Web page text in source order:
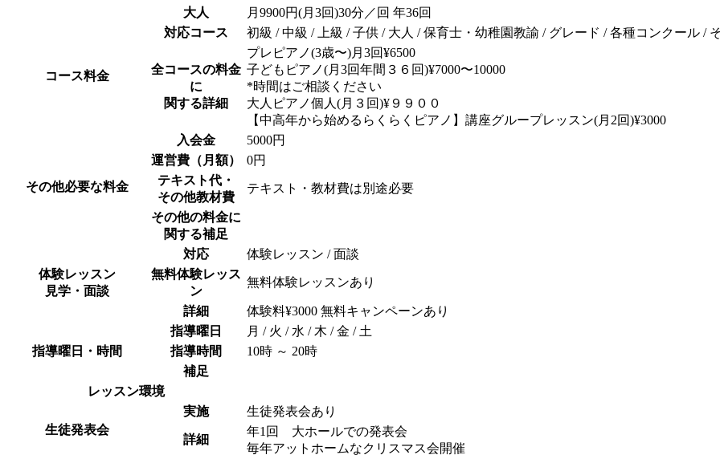
大人
月9900円(月3回)30分／回 年36回
コース料金
対応コース 初級 / 中級 / 上級 / 子供 / 大人 / 保育士・幼稚園教諭 / グレード / 各種コンクール /
全コースの料金
に
関する詳細
プレピアノ(3歳〜)月3回¥6500
子どもピアノ(月3回年間３６回)¥7000〜10000
*時間はご相談ください
大人ピアノ個人(月３回)¥９９００
【中高年から始めるらくらくピアノ】講座グループレッスン(月2回)¥3000
その他必要な料金
入会金
5000円
運営費（月額）
0円
テキスト代・
その他教材費
テキスト・教材費は別途必要
その他の料金に
関する補足
体験レッスン
見学・面談
対応
体験レッスン / 面談
無料体験レッス
ン
無料体験レッスンあり
詳細 体験料¥3000 無料キャンペーンあり
指導曜日・時間
指導曜日
月 / 火 / 水 / 木 / 金 / 土
指導時間
10時 ～ 20時
補足
レッスン環境
生徒発表会
実施 生徒発表会あり
詳細
年1回 大ホールでの発表会
毎年アットホームなクリスマス会開催